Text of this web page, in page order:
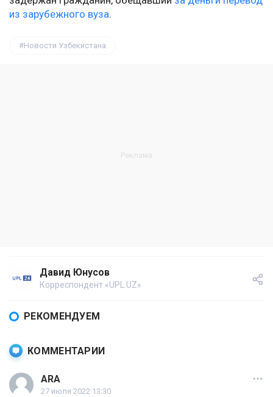
из зарубежного вуза.
Новости Узбекистана
Давид Юнусов
Корреспондент «UPL.UZ»
РЕКОМЕНДУЕМ
КОММЕНТАРИИ
ARA
27 июля 2022 13:30